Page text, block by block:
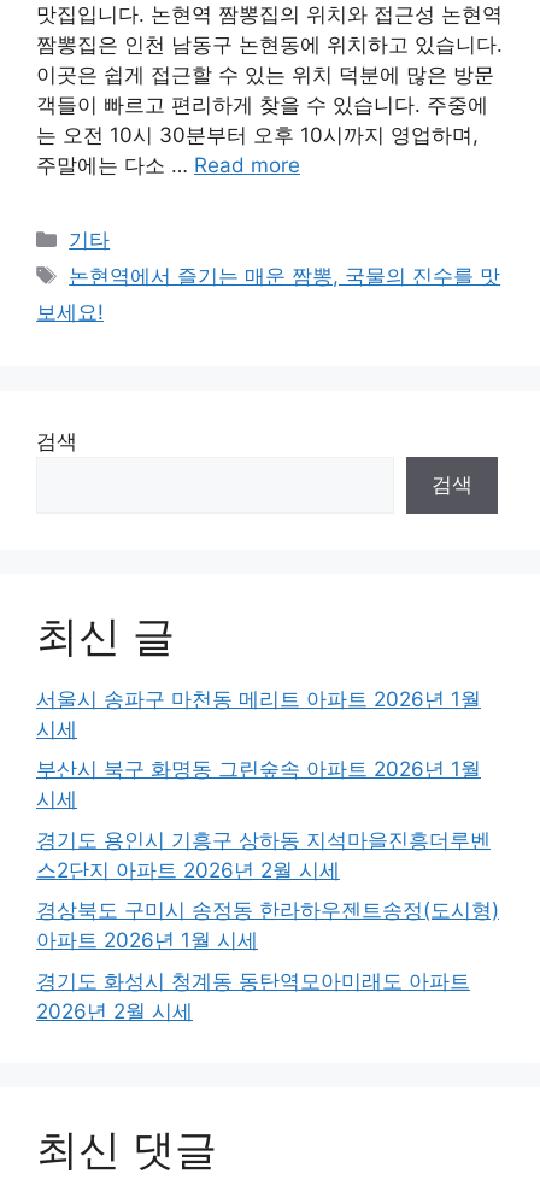
맛집입니다. 논현역 짬뽕집의 위치와 접근성 논현역
짬뽕집은 인천 남동구 논현동에 위치하고 있습니다.
이곳은 쉽게 접근할 수 있는 위치 덕분에 많은 방문
객들이 빠르고 편리하게 찾을 수 있습니다. 주중에
는 오전 10시 30분부터 오후 10시까지 영업하며,
주말에는 다소 … Read more
Categories
기타
Tags
논현역에서 즐기는 매운 짬뽕, 국물의 진수를 맛
보세요!
검색
검색
최신 글
서울시 송파구 마천동 메리트 아파트 2026년 1월
시세
부산시 북구 화명동 그린숲속 아파트 2026년 1월
시세
경기도 용인시 기흥구 상하동 지석마을진흥더루벤
스2단지 아파트 2026년 2월 시세
경상북도 구미시 송정동 한라하우젠트송정(도시형)
아파트 2026년 1월 시세
경기도 화성시 청계동 동탄역모아미래도 아파트
2026년 2월 시세
최신 댓글